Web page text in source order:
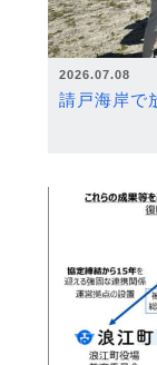
2026.07.08
請戸海岸で